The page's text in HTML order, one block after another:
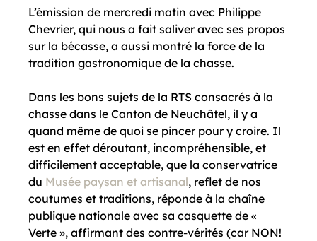
L’émission de mercredi matin avec Philippe
Chevrier, qui nous a fait saliver avec ses propos
sur la bécasse, a aussi montré la force de la
tradition gastronomique de la chasse.
Dans les bons sujets de la RTS consacrés à la
chasse dans le Canton de Neuchâtel, il y a
quand même de quoi se pincer pour y croire. Il
est en effet déroutant, incompréhensible, et
difficilement acceptable, que la conservatrice
du Musée paysan et artisanal, reflet de nos
coutumes et traditions, réponde à la chaîne
publique nationale avec sa casquette de «
Verte », affirmant des contre-vérités (car NON!